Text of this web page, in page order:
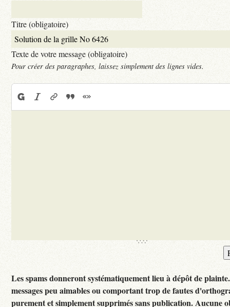
Titre (obligatoire)
Texte de votre message (obligatoire)
Pour créer des paragraphes, laissez simplement des lignes vides.
Les spams donneront systématiquement lieu à dépôt de
messages peu aimables ou comportant trop de fautes
purement et simplement supprimés sans publication. Aucune